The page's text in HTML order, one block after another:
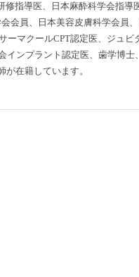
修指導医、日本麻酔科学会指導
会員、日本美容皮膚科学会員
マクールCPT認定医、ジュビ
インプラント認定医、歯学博士
在籍しています。